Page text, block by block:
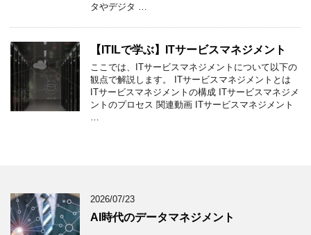
タやデジタ …
【ITILで学ぶ】ITサービスマネジメント
ここでは、ITサービスマネジメントについて以下の
観点で解説します。 ITサービスマネジメントとは
ITサービスマネジメントの構成 ITサービスマネジメ
ントのプロセス 関連動画 ITサービスマネジメント
…
2026/07/23
AI時代のデータマネジメント